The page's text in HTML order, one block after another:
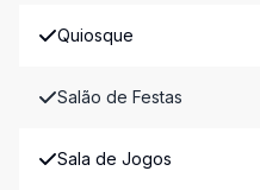
Quiosque
Salão de Festas
Sala de Jogos